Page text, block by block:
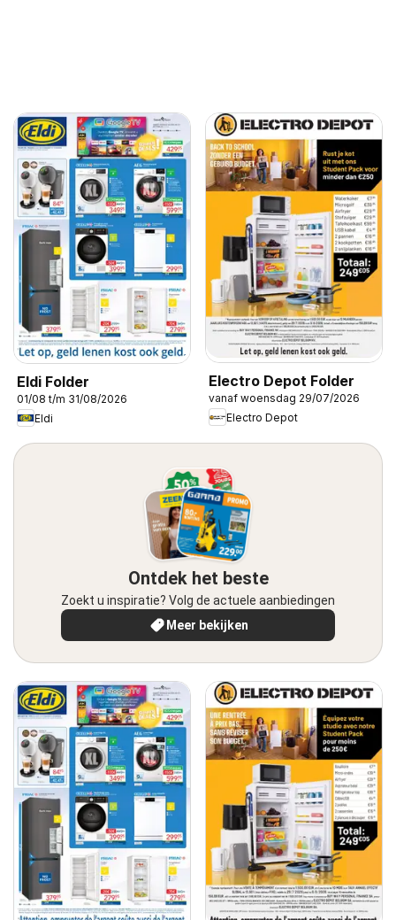
Eldi Folder
01/08 t/m 31/08/2026
Eldi
Electro Depot Folder
vanaf woensdag 29/07/2026
Electro Depot
Ontdek het beste
Zoekt u inspiratie? Volg de actuele aanbiedingen
Meer bekijken